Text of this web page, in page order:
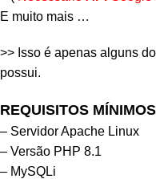
E muito mais …
>> Isso é apenas alguns
possui.
REQUISITOS
– Servidor Apache Linux
– Versão PHP 8.1
– MySQLi